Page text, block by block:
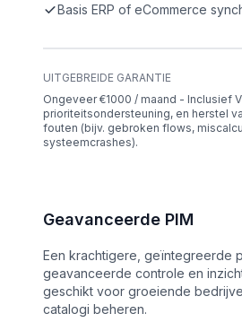
Basis ERP of eCommerce
UITGEBREIDE GARANTIE
Ongeveer €1000 / maand - Inclusief
prioriteitsondersteuning, en herstel
fouten (bijv. gebroken flows,
systeemcrashes).
Geavanceerde PIM
Een krachtigere, geïntegreerde
geavanceerde controle en
geschikt voor groeiende
catalogi beheren.